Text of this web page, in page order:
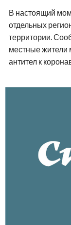
В настоящий
отдельных
территории.
местные жители
антител к